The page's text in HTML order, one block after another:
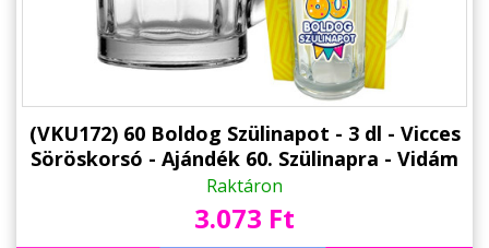
(VKU172) 60 Boldog Szülinapot - 3 dl - Vicces
Söröskorsó - Ajándék 60. Szülinapra - Vidám
Szülinapi Ajándék
Raktáron
3.073 Ft